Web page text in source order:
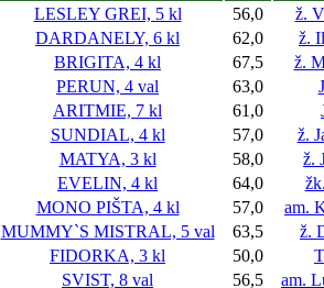
LESLEY GREI, 5 kl 56,0
ž.
DARDANELY, 6 kl 62,0
ž.
BRIGITA, 4 kl 67,5
ž.
PERUN, 4 val 63,0
ARITMIE, 7 kl 61,0
SUNDIAL, 4 kl 57,0
ž.
MATYA, 3 kl 58,0
ž.
EVELIN, 4 kl 64,0
MONO PIŠTA, 4 kl 57,0
am.
MUMMY`S MISTRAL, 5 val 63,5
ž.
FIDORKA, 3 kl 50,0
SVIST, 8 val 56,5
am.